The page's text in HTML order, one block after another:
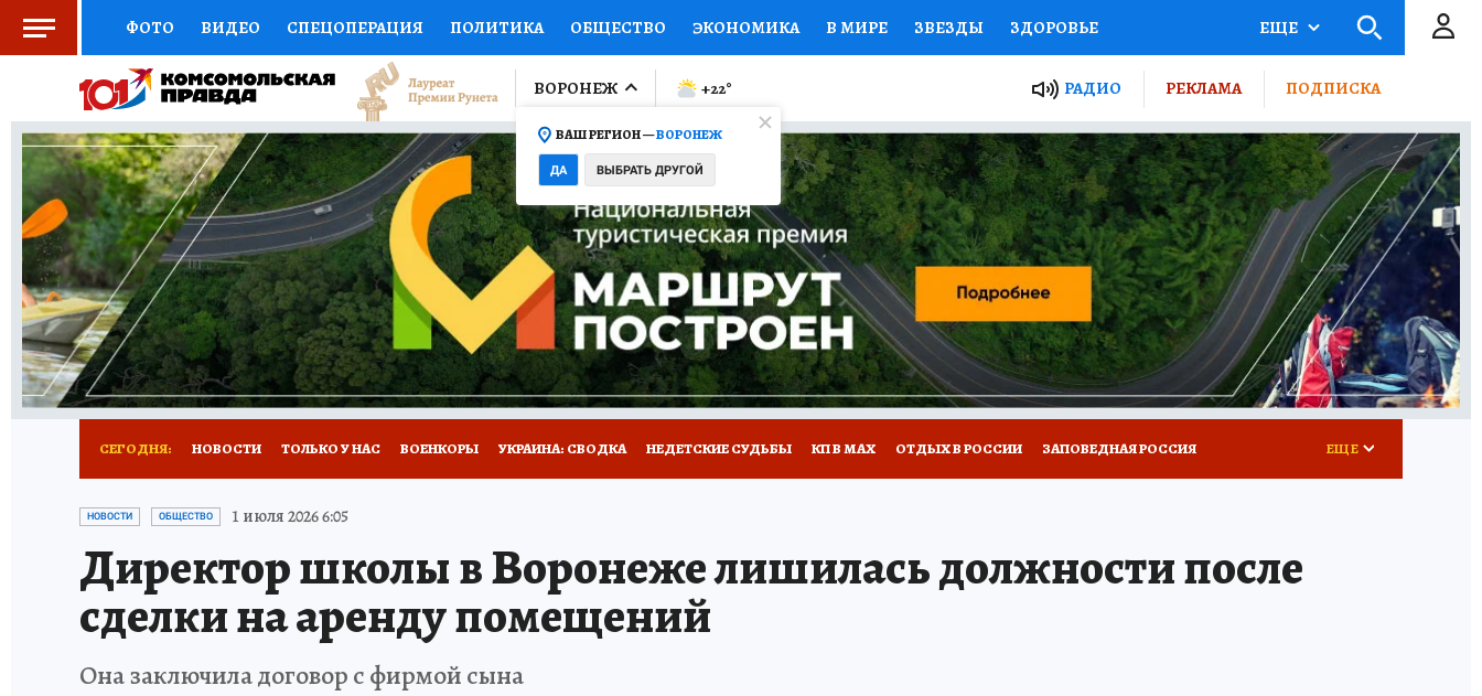
ФОТО ВИДЕО СПЕЦОПЕРАЦИЯ ПОЛИТИКА ОБЩЕСТВО ЭКОНОМИКА В МИРЕ ЗВЕЗДЫ ЗДОРОВЬЕ
СОЦПОДДЕРЖКА НАУКА СПОРТ КОЛУМНИСТЫ ПРОИСШЕСТВИЯ НАЦИОНАЛЬНЫЕ ПРОЕКТЫ РОССИИ
ВЫБОР ЭКСПЕРТОВ ДОКТОР ФИНАНСЫ ОТКРЫВАЕМ МИР Я ЗНАЮ СЕМЬЯ ЖЕНСКИЕ СЕКРЕТЫ ПУТЕВОДИТЕЛЬ
КНИЖНАЯ ПОЛКА ПРОГНОЗЫ НА СПОРТ ПРОМОКОДЫ СЕРИАЛЫ СПЕЦПРОЕКТЫ ДЕФИЦИТ ЖЕЛЕЗА ТУРИЗМ
ПРЕСС-ЦЕНТР НЕДВИЖИМОСТЬ ТЕЛЕВИЗОР КОЛЛЕКЦИИ КОНКУРСЫ РАБОТА У НАС ГИД ПОТРЕБИТЕЛЯ ВСЕ О КП
РАДИО КП РЕКЛАМА ТЕСТЫ НОВОЕ НА САЙТЕ
ЕЩЕ
ВОРОНЕЖ
ВАШ РЕГИОН —ВОРОНЕЖ
ДА ВЫБРАТЬ ДРУГОЙ
+22° РАДИО РЕКЛАМА ПОДПИСКА
СЕГОДНЯ: НОВОСТИ ТОЛЬКО У НАС ВОЕНКОРЫ УКРАИНА: СВОДКА НЕДЕТСКИЕ СУДЬБЫ КП В МАХ ОТДЫХ В РОССИИ ЗАПОВЕДНАЯ РОССИЯ
ПРОИСШЕСТВИЯ АФИША
ЕЩЕ
НОВОСТИ ОБЩЕСТВО 1 июля 2026 6:05
Директор школы в Воронеже лишилась должности после
сделки на аренду помещений
Она заключила договор с фирмой сына